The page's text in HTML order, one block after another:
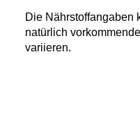
Die Nährstoffangaben
natürlich
variieren.